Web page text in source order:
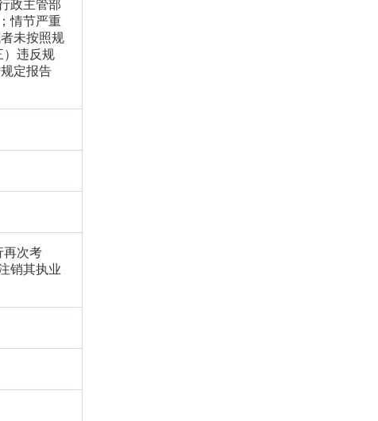
政主管部
情节严重
未按照规
）违反规
定报告
再次考
销其执业